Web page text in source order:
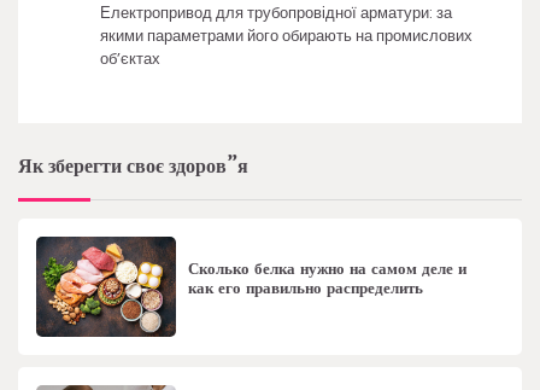
Електропривод для трубопровідної арматури: за
якими параметрами його обирають на промислових
об’єктах
Як зберегти своє здоров”я
Сколько белка нужно на самом деле и
как его правильно распределить